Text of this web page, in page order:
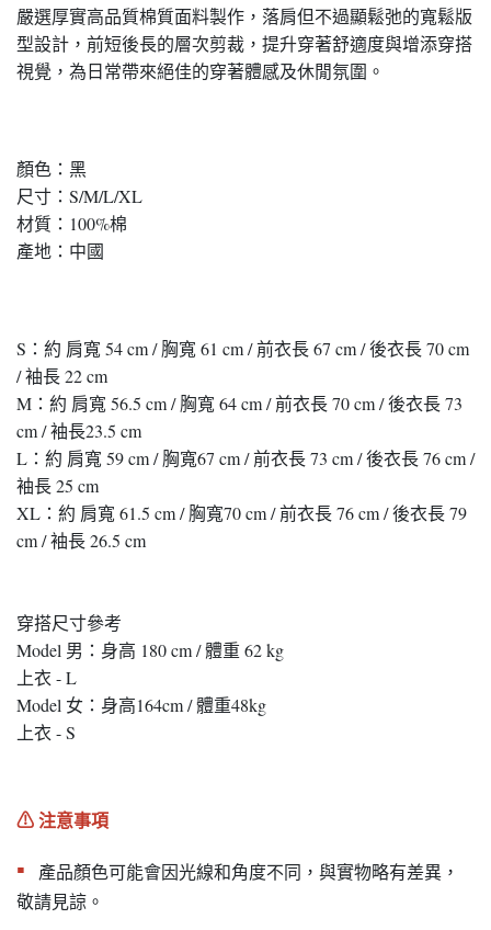
嚴選厚實高品質棉質面料製作，落肩但不過顯鬆弛的寬鬆版
型設計，前短後長的層次剪裁，提升穿著舒適度與增添穿搭
視覺，為日常帶來絕佳的穿著體感及休閒氛圍。
顏色：黑
尺寸：S/M/L/XL
材質：100%棉
產地：中國
S：約 肩寬 54 cm / 胸寬 61 cm / 前衣長 67 cm / 後衣長 70 cm
/ 袖長 22 cm
M：約 肩寬 56.5 cm / 胸寬 64 cm / 前衣長 70 cm / 後衣長 73
cm / 袖長23.5 cm
L：約 肩寬 59 cm / 胸寬67 cm / 前衣長 73 cm / 後衣長 76 cm /
袖長 25 cm
XL：約 肩寬 61.5 cm / 胸寬70 cm / 前衣長 76 cm / 後衣長 79
cm / 袖長 26.5 cm
穿搭尺寸參考
Model 男：身高 180 cm / 體重 62 kg
上衣 - L
Model 女：身高164cm / 體重48kg
上衣 - S
⚠︎ 注意事項
▪︎
產品顏色可能會因光線和角度不同，與實物略有差異，
敬請見諒。